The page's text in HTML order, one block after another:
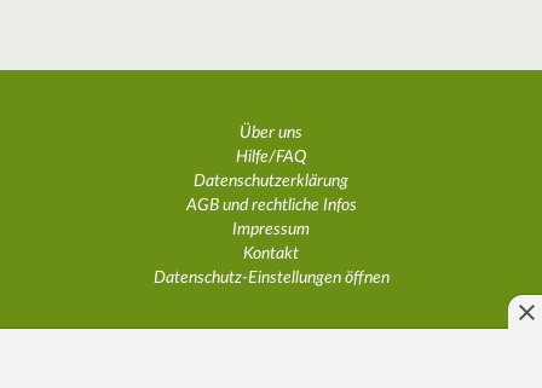
Über uns
Hilfe/FAQ
Datenschutzerklärung
AGB und rechtliche Infos
Impressum
Kontakt
Datenschutz-Einstellungen öffnen